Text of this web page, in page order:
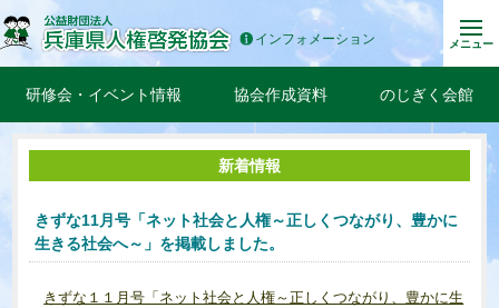
インフォメーション メニュー
研修会・イベント情報 協会作成資料 のじぎく会館
新着情報
きずな11月号「ネット社会と人権～正しくつながり、豊かに
生きる社会へ～」を掲載しました。
きずな１１月号「ネット社会と人権～正しくつながり、豊かに生